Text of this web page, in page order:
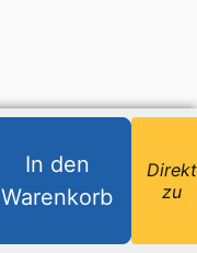
In den
Warenkorb
Direkt
zu